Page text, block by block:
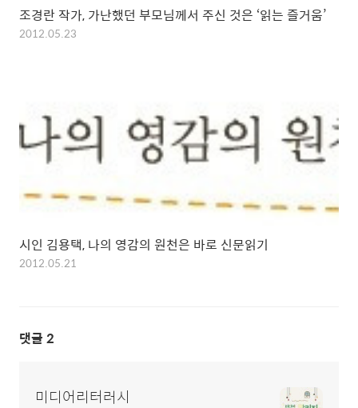
조경란 작가, 가난했던 부모님께서 주신 것은 ‘읽는 즐거움’
2012.05.23
시인 김용택, 나의 영감의 원천은 바로 신문읽기
2012.05.21
댓글 2
미디어리터러시